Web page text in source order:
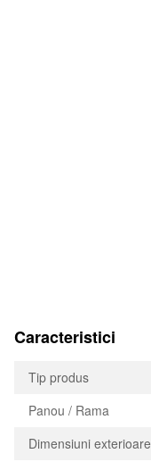
Caracteristici
Tip produs
Panou / Rama
Dimensiuni exterioare